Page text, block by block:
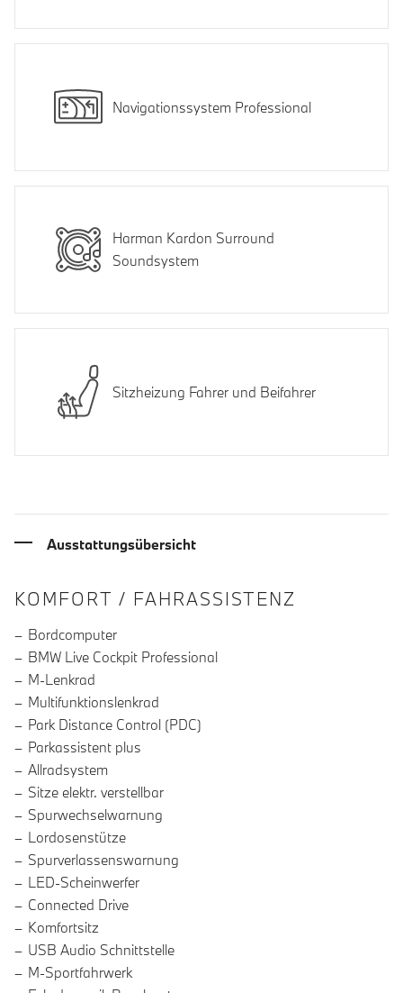
Navigationssystem Professional
Harman Kardon Surround
Soundsystem
Sitzheizung Fahrer und Beifahrer
Ausstattungsübersicht
INFORMATIONEN ÜBER DIE
KOMFORT / FAHRASSISTENZ
Bordcomputer
BMW Live Cockpit Professional
M-Lenkrad
Multifunktionslenkrad
Park Distance Control (PDC)
Parkassistent plus
Allradsystem
Sitze elektr. verstellbar
Spurwechselwarnung
Lordosenstütze
Spurverlassenswarnung
LED-Scheinwerfer
Connected Drive
Komfortsitz
USB Audio Schnittstelle
M-Sportfahrwerk